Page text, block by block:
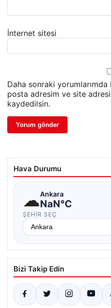
İnternet sitesi
Daha sonraki yorumlarımda
posta adresim ve site
kaydedilsin.
Hava Durumu
☁Ankara
NaN°C
ŞEHIR SEÇ
Bizi Takip Edin